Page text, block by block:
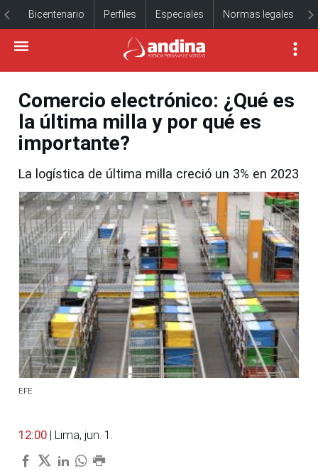
Bicentenario Perfiles Especiales Normas legales
Comercio electrónico: ¿Qué es
la última milla y por qué es
importante?
La logística de última milla creció un 3% en 2023
EFE
12:00 | Lima, jun. 1.